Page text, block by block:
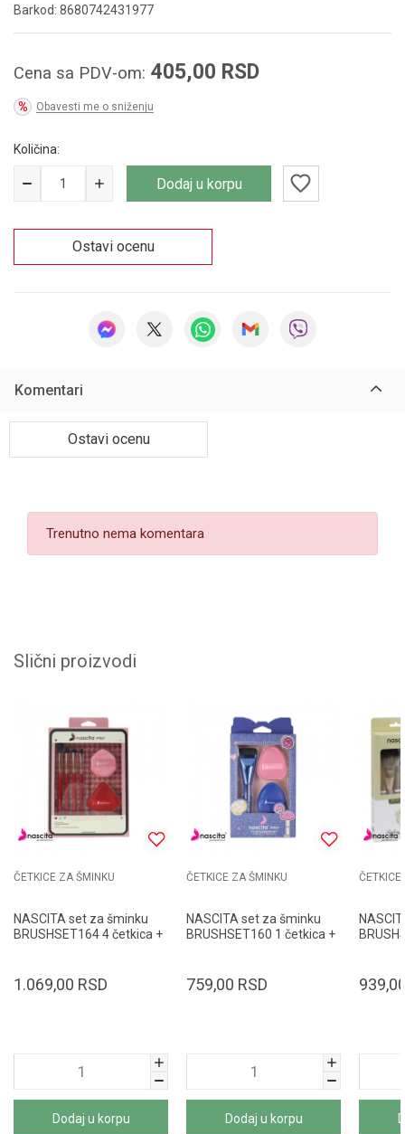
Barkod: 8680742431977
Cena sa PDV-om: 405,00 RSD
Obavesti me o sniženju
Količina:
Dodaj u korpu
Ostavi ocenu
Komentari
Ostavi ocenu
Trenutno nema komentara
Slični proizvodi
ČETKICE ZA ŠMINKU
NASCITA set za šminku
BRUSHSET164 4 četkica +
1.069,00 RSD
Dodaj u korpu
ČETKICE ZA ŠMINKU
NASCITA set za šminku
BRUSHSET160 1 četkica +
759,00 RSD
Dodaj u korpu